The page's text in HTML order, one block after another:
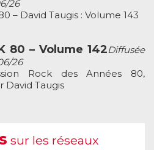
26
– David Taugis : Volume 143
80 – Volume 142Diffusée
26
Rock des Années 80,
Taugis
sur les réseaux